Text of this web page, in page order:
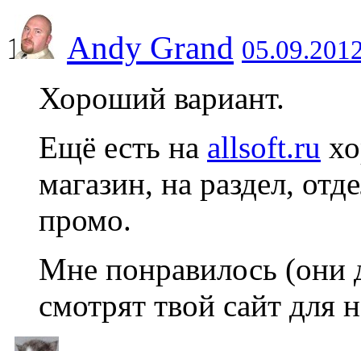
Andy Grand
Хороший вариант.
Ещё есть на allsoft.ru
магазин, на раздел,
промо.
Мне понравилось
смотрят твой сайт для